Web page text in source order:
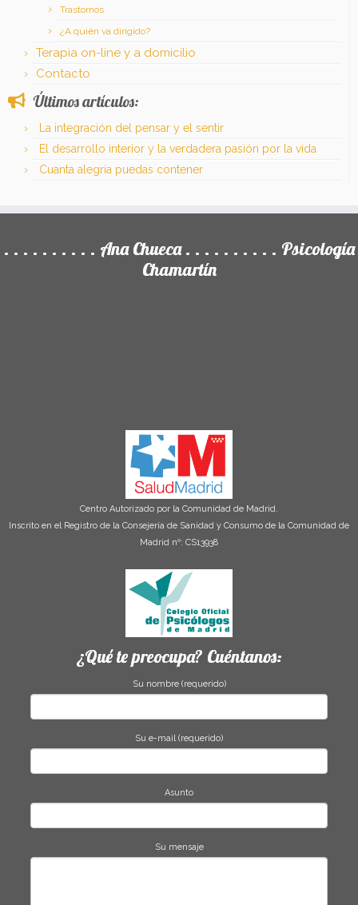
Trastornos
¿A quién va dirigido?
Terapia on-line y a domicilio
Contacto
Últimos artículos:
La integración del pensar y el sentir
El desarrollo interior y la verdadera pasión por la vida
Cuanta alegría puedas contener
. . . . . . . . . . Ana Chueca . . . . . . . . . . Psicología
Chamartín
Centro Autorizado por la Comunidad de Madrid.
Inscrito en el Registro de la Consejería de Sanidad y Consumo de la Comunidad de
Madrid nº: CS13938
¿Qué te preocupa? Cuéntanos:
Su nombre (requerido)
Su e-mail (requerido)
Asunto
Su mensaje